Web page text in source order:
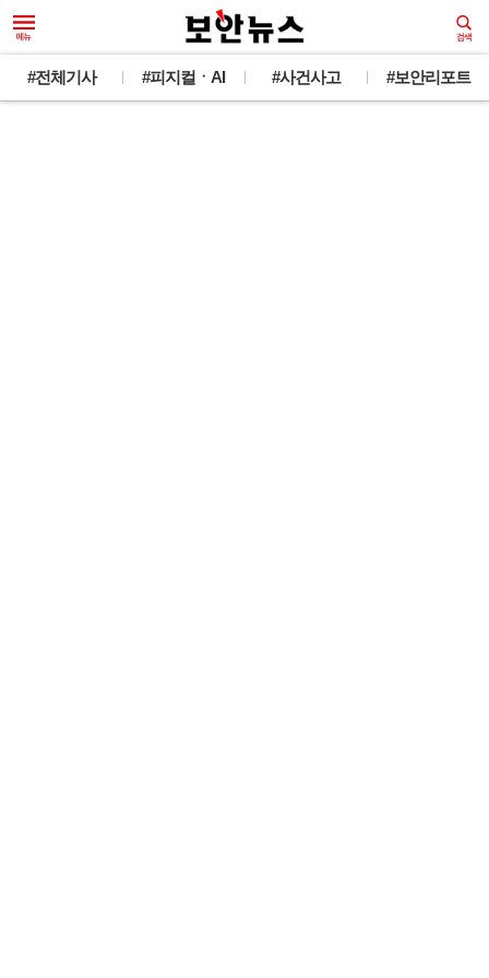
#전체기사 #피지컬ㆍAI #사건사고 #보안리포트